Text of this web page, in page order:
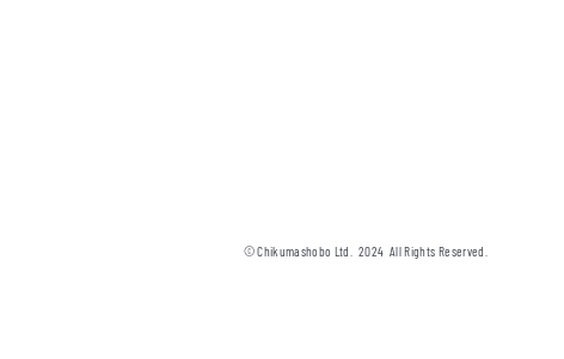
© Chikumashobo Ltd. 2024 All Rights Reserved.